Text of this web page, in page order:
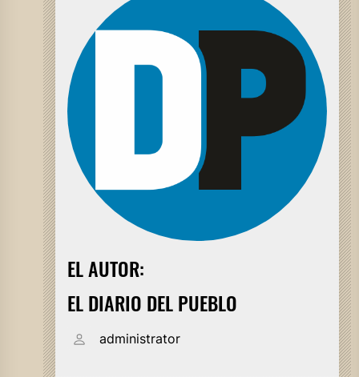
EL AUTOR:
EL DIARIO DEL PUEBLO
administrator